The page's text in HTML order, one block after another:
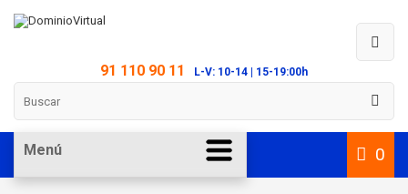
91 110 90 11 L-V: 10-14 | 15-19:00h
0
Menú